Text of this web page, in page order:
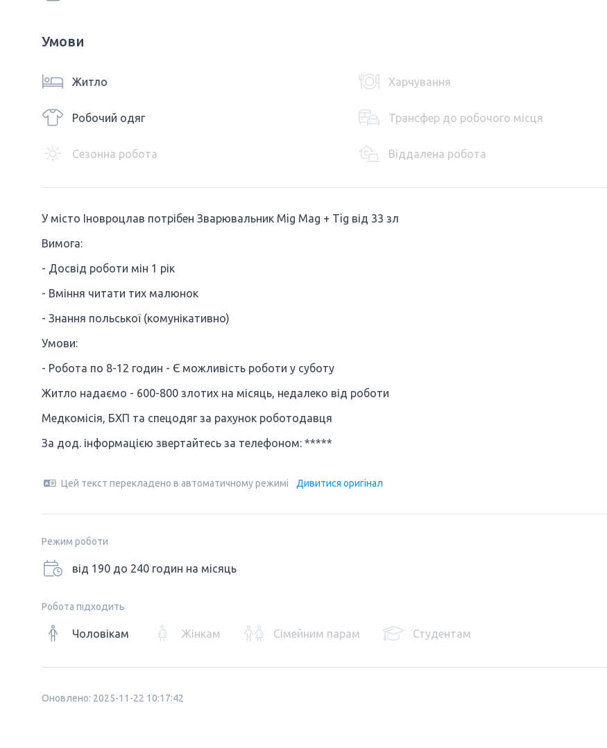
Умови
Житло Харчування
Робочий одяг Трансфер до робочого місця
Сезонна робота Віддалена робота
У місто Іновроцлав потрібен Зварювальник Mig Mag + Tig від 33 зл
Вимога:
- Досвід роботи мін 1 рік
- Вміння читати тих малюнок
- Знання польської (комунікативно)
Умови:
- Робота по 8-12 годин - Є можливість роботи у суботу
Житло надаємо - 600-800 злотих на місяць, недалеко від роботи
Медкомісія, БХП та спецодяг за рахунок роботодавця
За дод. інформацією звертайтесь за телефоном: *****
Цей текст перекладено в автоматичному режимі Дивитися оригінал
Режим роботи
від 190 до 240 годин на місяць
Робота підходить
Чоловікам Жінкам Сімейним парам Студентам
Оновлено: 2025-11-22 10:17:42